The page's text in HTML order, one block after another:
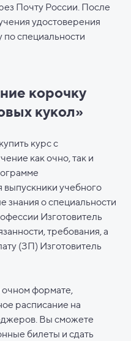
Почту России. После
удостоверения
по специальности
корочку
кукол»
курс с
как очно, так и
учебного
знания о специальности
Изготовитель
требования, а
(ЗП) Изготовитель
формате,
расписание на
Вы сможете
билеты и сдать